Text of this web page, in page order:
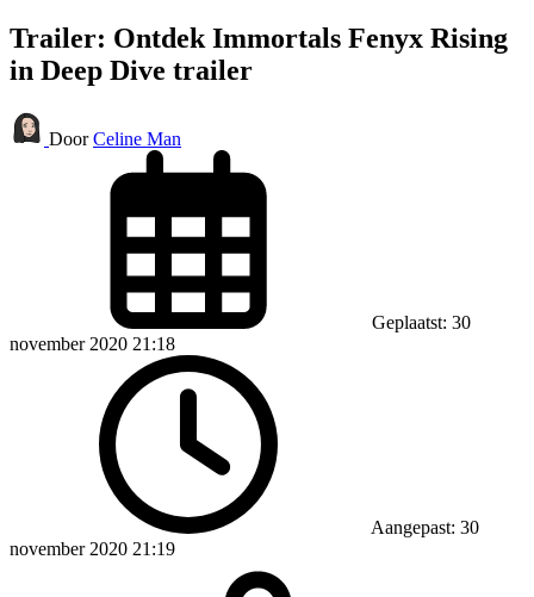
Trailer: Ontdek Immortals Fenyx Rising
in Deep Dive trailer
Door Celine Man
Geplaatst: 30
november 2020 21:18
Aangepast: 30
november 2020 21:19